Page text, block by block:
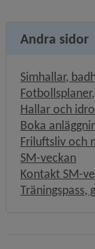
Andra sidor
Simhallar,
Hallar och
Boka
Friluftsliv och
SM-veckan
Kontakt SM-
Träningspass,